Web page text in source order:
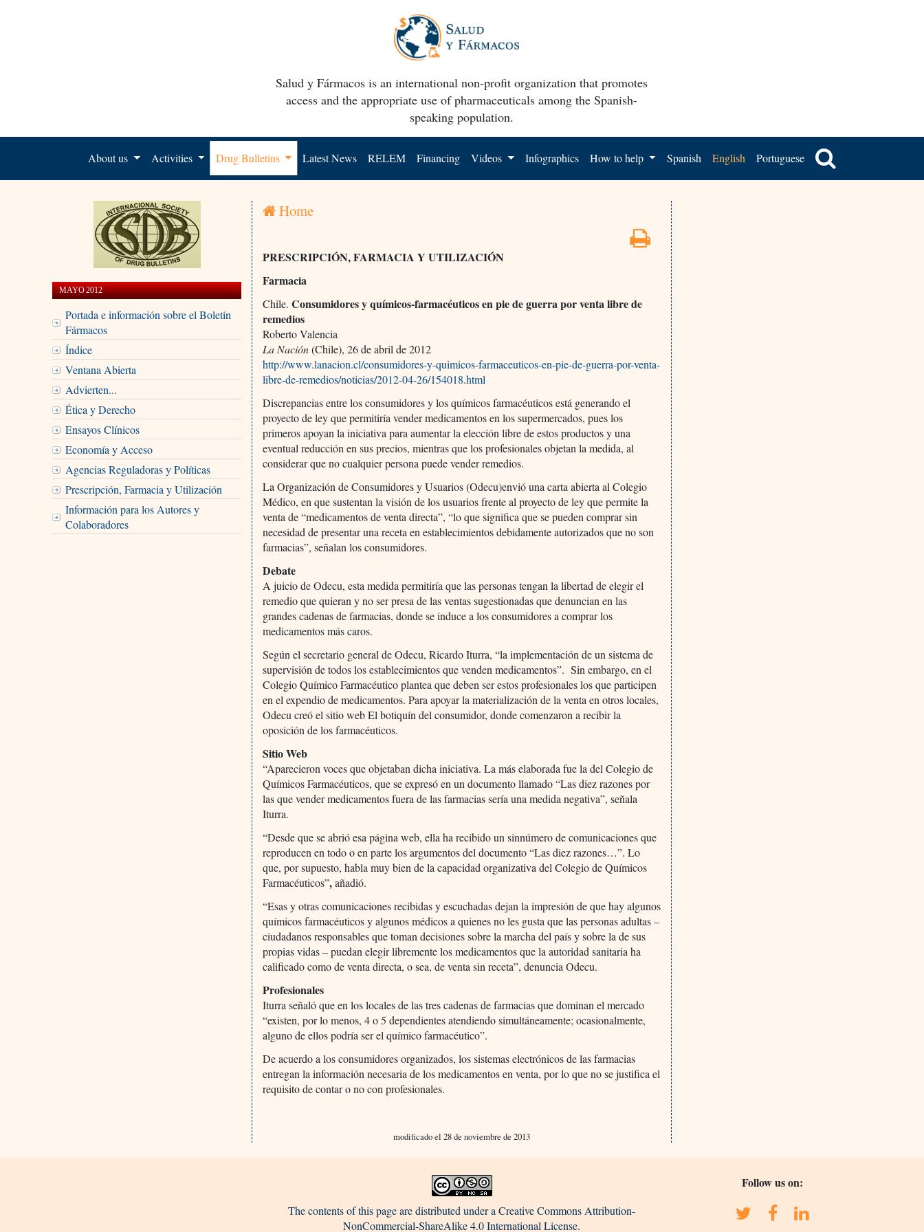
Salud y Fármacos is an international non-profit organization that promotes
access and the appropriate use of pharmaceuticals among the Spanish-
speaking population.
About us Activities Drug Bulletins Latest News RELEM Financing Videos Infographics How to help Spanish English Portuguese
MAYO 2012
Portada e información sobre el Boletín
Fármacos
Índice
Ventana Abierta
Advierten...
Ética y Derecho
Ensayos Clínicos
Economía y Acceso
Agencias Reguladoras y Políticas
Prescripción, Farmacia y Utilización
Información para los Autores y
Colaboradores
Home
PRESCRIPCIÓN, FARMACIA Y UTILIZACIÓN
Farmacia
Chile.Consumidores y químicos-farmacéuticos en pie de guerra por venta libre de
remedios
Roberto Valencia
La Nación(Chile), 26 de abril de 2012
http://www.lanacion.cl/consumidores-y-quimicos-farmaceuticos-en-pie-de-guerra-por-venta-
libre-de-remedios/noticias/2012-04-26/154018.html
Discrepancias entre los consumidores y los químicos farmacéuticos está generando el
proyecto de ley que permitiría vender medicamentos en los supermercados, pues los
primeros apoyan la iniciativa para aumentar la elección libre de estos productos y una
eventual reducción en sus precios, mientras que los profesionales objetan la medida, al
considerar que no cualquier persona puede vender remedios.
La Organización de Consumidores y Usuarios (Odecu)envió una carta abierta al Colegio
Médico, en que sustentan la visión de los usuarios frente al proyecto de ley que permite la
venta de “medicamentos de venta directa”, “lo que significa que se pueden comprar sin
necesidad de presentar una receta en establecimientos debidamente autorizados que no son
farmacias”, señalan los consumidores.
Debate
A juicio de Odecu, esta medida permitiría que las personas tengan la libertad de elegir el
remedio que quieran y no ser presa de las ventas sugestionadas que denuncian en las
grandes cadenas de farmacias, donde se induce a los consumidores a comprar los
medicamentos más caros.
Según el secretario general de Odecu, Ricardo Iturra, “la implementación de un sistema de
supervisión de todos los establecimientos que venden medicamentos”. Sin embargo, en el
Colegio Químico Farmacéutico plantea que deben ser estos profesionales los que participen
en el expendio de medicamentos. Para apoyar la materialización de la venta en otros locales,
Odecu creó el sitio web El botiquín del consumidor, donde comenzaron a recibir la
oposición de los farmacéuticos.
Sitio Web
“Aparecieron voces que objetaban dicha iniciativa. La más elaborada fue la del Colegio de
Químicos Farmacéuticos, que se expresó en un documento llamado “Las diez razones por
las que vender medicamentos fuera de las farmacias sería una medida negativa”, señala
Iturra.
“Desde que se abrió esa página web, ella ha recibido un sinnúmero de comunicaciones que
reproducen en todo o en parte los argumentos del documento “Las diez razones…”. Lo
que, por supuesto, habla muy bien de la capacidad organizativa del Colegio de Químicos
Farmacéuticos”,añadió.
“Esas y otras comunicaciones recibidas y escuchadas dejan la impresión de que hay algunos
químicos farmacéuticos y algunos médicos a quienes no les gusta que las personas adultas –
ciudadanos responsables que toman decisiones sobre la marcha del país y sobre la de sus
propias vidas – puedan elegir libremente los medicamentos que la autoridad sanitaria ha
calificado como de venta directa, o sea, de venta sin receta”, denuncia Odecu.
Profesionales
Iturra señaló que en los locales de las tres cadenas de farmacias que dominan el mercado
“existen, por lo menos, 4 o 5 dependientes atendiendo simultáneamente; ocasionalmente,
alguno de ellos podría ser el químico farmacéutico”.
De acuerdo a los consumidores organizados, los sistemas electrónicos de las farmacias
entregan la información necesaria de los medicamentos en venta, por lo que no se justifica el
requisito de contar o no con profesionales.
modificado el 28 de noviembre de 2013
The contents of this page are distributed under a Creative Commons Attribution-
NonCommercial-ShareAlike 4.0 International License.
Follow us on: